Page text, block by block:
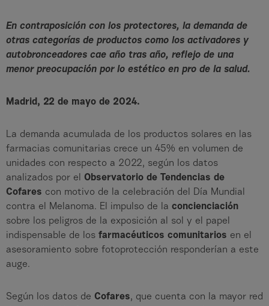
En contraposición con los protectores, la demanda de
otras categorías de productos como los activadores y
autobronceadores cae año tras año, reflejo de una
menor preocupación por lo estético en pro de la salud.
Madrid, 22 de mayo de 2024.
La demanda acumulada de los productos solares en las
farmacias comunitarias crece un 45% en volumen de
unidades con respecto a 2022, según los datos
analizados por el Observatorio de Tendencias de
Cofares con motivo de la celebración del Día Mundial
contra el Melanoma. El impulso de la concienciación
sobre los peligros de la exposición al sol y el papel
indispensable de los farmacéuticos comunitarios en el
asesoramiento sobre fotoprotección responderían a este
auge.
Según los datos de Cofares, que cuenta con la mayor red